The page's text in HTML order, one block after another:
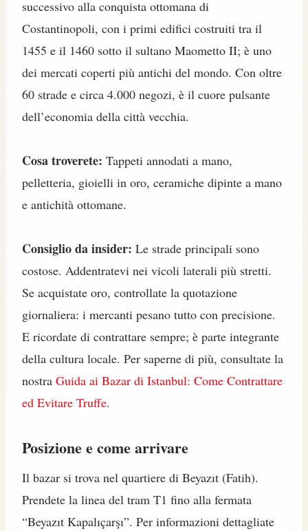
successivo alla conquista ottomana di
Costantinopoli, con i primi edifici costruiti tra il
1455 e il 1460 sotto il sultano Maometto II; è uno
dei mercati coperti più antichi del mondo. Con oltre
60 strade e circa 4.000 negozi, è il cuore pulsante
dell’economia della città vecchia.
Cosa troverete: Tappeti annodati a mano,
pelletteria, gioielli in oro, ceramiche dipinte a mano
e antichità ottomane.
Consiglio da insider: Le strade principali sono
costose. Addentratevi nei vicoli laterali più stretti.
Se acquistate oro, controllate la quotazione
giornaliera: i mercanti pesano tutto con precisione.
E ricordate di contrattare sempre; è parte integrante
della cultura locale. Per saperne di più, consultate la
nostra Guida ai Bazar di Istanbul: Come Contrattare
ed Evitare Truffe.
Posizione e come arrivare
Il bazar si trova nel quartiere di Beyazıt (Fatih).
Prendete la linea del tram T1 fino alla fermata
“Beyazıt Kapalıçarşı”. Per informazioni dettagliate